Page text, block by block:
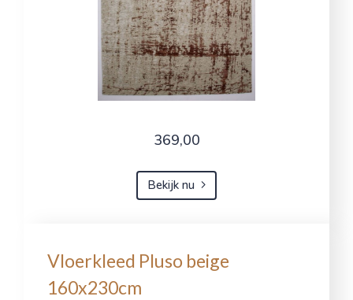
369,00
Bekijk nu
Vloerkleed Pluso beige
160x230cm